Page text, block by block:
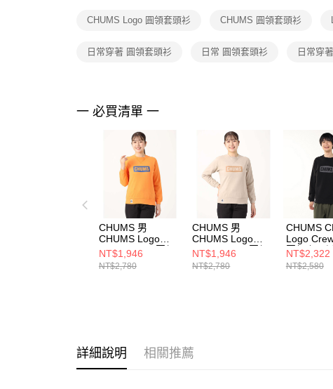
CHUMS Logo 圓領套頭衫 CHUMS 圓領套頭衫
日常穿著 圓領套頭衫 日常 圓領套頭衫 日常穿
一 必買清單 一
CHUMS 男
CHUMS Logo
Crew Top LP圓領
套頭衫
CH001444D001
NT$1,946
NT$2,780
CHUMS 男
CHUMS Logo
Crew Top LP圓領
套頭衫
CH001444G073
NT$1,946
NT$2,780
CHUMS
Logo Crew
圓領套頭
黑
NT$2,322
NT$2,580
詳細說明 相關推薦